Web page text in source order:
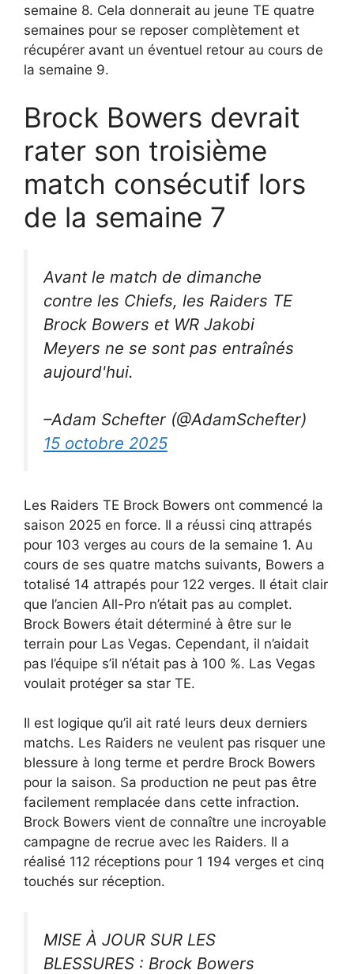
semaine 8. Cela donnerait au jeune TE quatre
semaines pour se reposer complètement et
récupérer avant un éventuel retour au cours de
la semaine 9.
Brock Bowers devrait
rater son troisième
match consécutif lors
de la semaine 7
Avant le match de dimanche
contre les Chiefs, les Raiders TE
Brock Bowers et WR Jakobi
Meyers ne se sont pas entraînés
aujourd'hui.
–Adam Schefter (@AdamSchefter)
15 octobre 2025
Les Raiders TE Brock Bowers ont commencé la
saison 2025 en force. Il a réussi cinq attrapés
pour 103 verges au cours de la semaine 1. Au
cours de ses quatre matchs suivants, Bowers a
totalisé 14 attrapés pour 122 verges. Il était clair
que l’ancien All-Pro n’était pas au complet.
Brock Bowers était déterminé à être sur le
terrain pour Las Vegas. Cependant, il n’aidait
pas l’équipe s’il n’était pas à 100 %. Las Vegas
voulait protéger sa star TE.
Il est logique qu’il ait raté leurs deux derniers
matchs. Les Raiders ne veulent pas risquer une
blessure à long terme et perdre Brock Bowers
pour la saison. Sa production ne peut pas être
facilement remplacée dans cette infraction.
Brock Bowers vient de connaître une incroyable
campagne de recrue avec les Raiders. Il a
réalisé 112 réceptions pour 1 194 verges et cinq
touchés sur réception.
MISE À JOUR SUR LES
BLESSURES : Brock Bowers